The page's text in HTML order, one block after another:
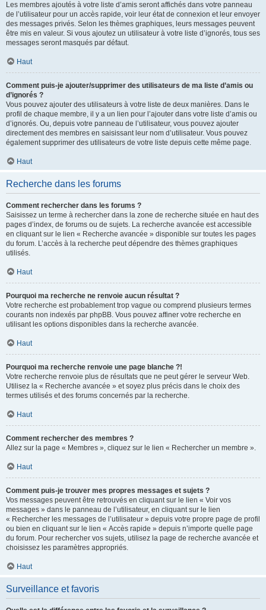
Les membres ajoutés à votre liste d’amis seront affichés dans votre panneau
de l’utilisateur pour un accès rapide, voir leur état de connexion et leur envoyer
des messages privés. Selon les thèmes graphiques, leurs messages peuvent
être mis en valeur. Si vous ajoutez un utilisateur à votre liste d’ignorés, tous ses
messages seront masqués par défaut.
Haut
Comment puis-je ajouter/supprimer des utilisateurs de ma liste d’amis ou
d’ignorés ?
Vous pouvez ajouter des utilisateurs à votre liste de deux manières. Dans le
profil de chaque membre, il y a un lien pour l’ajouter dans votre liste d’amis ou
d’ignorés. Ou, depuis votre panneau de l’utilisateur, vous pouvez ajouter
directement des membres en saisissant leur nom d’utilisateur. Vous pouvez
également supprimer des utilisateurs de votre liste depuis cette même page.
Haut
Recherche dans les forums
Comment rechercher dans les forums ?
Saisissez un terme à rechercher dans la zone de recherche située en haut des
pages d’index, de forums ou de sujets. La recherche avancée est accessible
en cliquant sur le lien « Recherche avancée » disponible sur toutes les pages
du forum. L’accès à la recherche peut dépendre des thèmes graphiques
utilisés.
Haut
Pourquoi ma recherche ne renvoie aucun résultat ?
Votre recherche est probablement trop vague ou comprend plusieurs termes
courants non indexés par phpBB. Vous pouvez affiner votre recherche en
utilisant les options disponibles dans la recherche avancée.
Haut
Pourquoi ma recherche renvoie une page blanche ?!
Votre recherche renvoie plus de résultats que ne peut gérer le serveur Web.
Utilisez la « Recherche avancée » et soyez plus précis dans le choix des
termes utilisés et des forums concernés par la recherche.
Haut
Comment rechercher des membres ?
Allez sur la page « Membres », cliquez sur le lien « Rechercher un membre ».
Haut
Comment puis-je trouver mes propres messages et sujets ?
Vos messages peuvent être retrouvés en cliquant sur le lien « Voir vos
messages » dans le panneau de l’utilisateur, en cliquant sur le lien
« Rechercher les messages de l’utilisateur » depuis votre propre page de profil
ou bien en cliquant sur le lien « Accès rapide » depuis n’importe quelle page
du forum. Pour rechercher vos sujets, utilisez la page de recherche avancée et
choisissez les paramètres appropriés.
Haut
Surveillance et favoris